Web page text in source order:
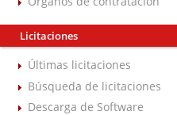
Licitaciones
Últimas licitaciones
Búsqueda de licitaciones
Descarga de Software